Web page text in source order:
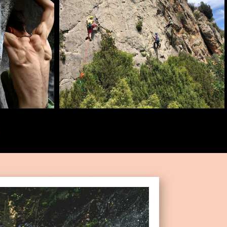
intérieur,
? Venez
!
STAGE
À venir prochainement
ar
r
o
w
w
n
ci
rc
le